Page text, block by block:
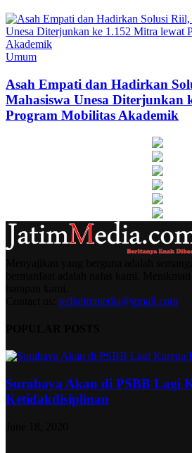
Umum
Asah Empati dan Hadirkan
Mahasiswa Unesa Diterjunkan
Program Mobilitas Akademik
redjatimmedia@gmail.com
Surabaya Akan di PSBB Lagi
Ketidakdisiplinan